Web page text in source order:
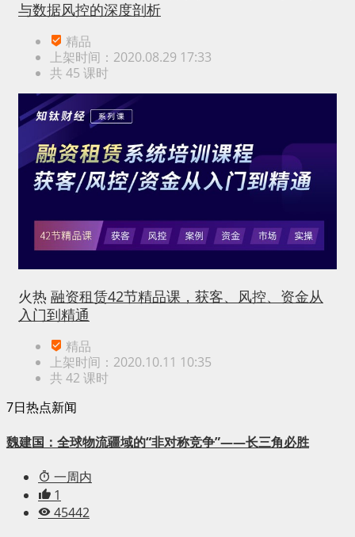
与数据风控的深度剖析
精品
上架时间：2020.08.29 17:33
共 45 课时
火热 融资租赁42节精品课，获客、风控、资金从
入门到精通
精品
上架时间：2020.10.11 10:35
共 42 课时
7日热点新闻
魏建国：全球物流疆域的“非对称竞争”——长三角必胜
一周内
1
45442